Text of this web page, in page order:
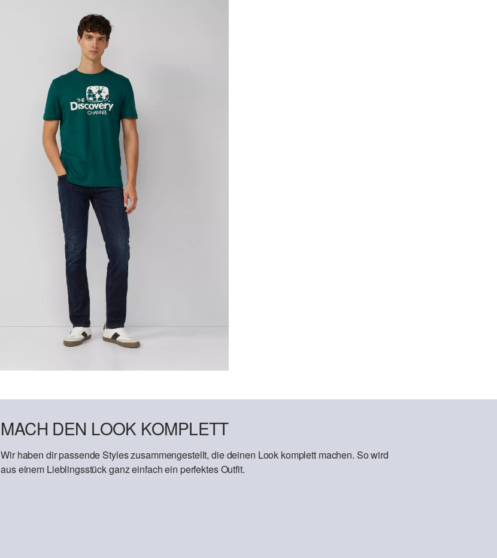
MACH DEN LOOK KOMPLETT
Wir haben dir passende Styles zusammengestellt, die deinen Look komplett machen. So wird
aus einem Lieblingsstück ganz einfach ein perfektes Outfit.